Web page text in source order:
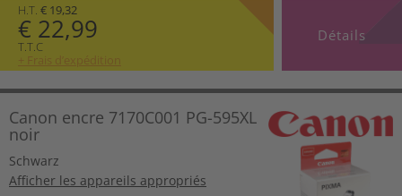
H.T. € 19,32
€ 22,99
T.T.C
+ Frais d’expédition
Détails
Canon encre 7170C001 PG-595XL
noir
Schwarz
Afficher les appareils appropriés